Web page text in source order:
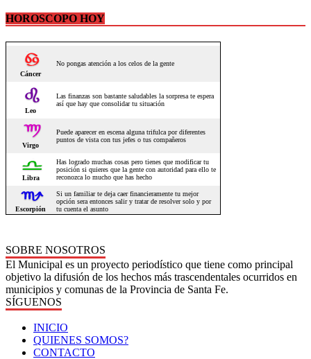
HOROSCOPO HOY
SOBRE NOSOTROS
El Municipal es un proyecto periodístico que tiene como principal
objetivo la difusión de los hechos más trascendentales ocurridos en
municipios y comunas de la Provincia de Santa Fe.
SÍGUENOS
INICIO
QUIENES SOMOS?
CONTACTO